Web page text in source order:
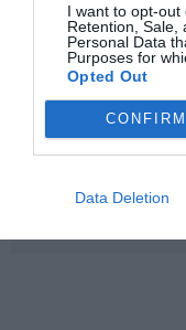
I want to opt-out
Retention, Sale,
Personal Data
Purposes for
Opted Out
CONFIRM
Data Deletion